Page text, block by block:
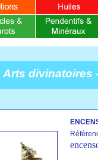
Arts divinatoires